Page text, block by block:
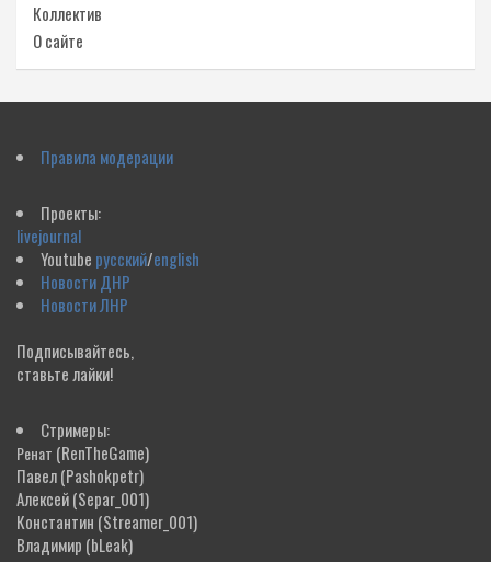
Коллектив
О сайте
Правила модерации
Проекты:
livejournal
Youtube русский/english
Новости ДНР
Новости ЛНР
Подписывайтесь,
ставьте лайки!
Стримеры:
Ренат (RenTheGame)
Павел(Pashokpetr)
Алексей(Separ_001)
Константин (Streamer_001)
Владимир (bLeak)